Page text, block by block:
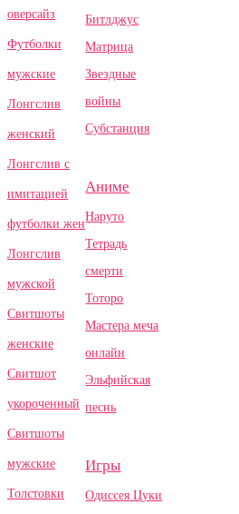
оверсайз
Футболки
мужские
Лонгслив
женский
Лонгслив с
имитацией
футболки жен
Лонгслив
мужской
Свитшоты
женские
Свитшот
укороченный
Свитшоты
мужские
Толстовки
Битлджус
Матрица
Звездные
войны
Субстанция
Аниме
Наруто
Тетрадь
смерти
Тоторо
Мастера меча
онлайн
Эльфийская
песнь
Игры
Одиссея Цуки